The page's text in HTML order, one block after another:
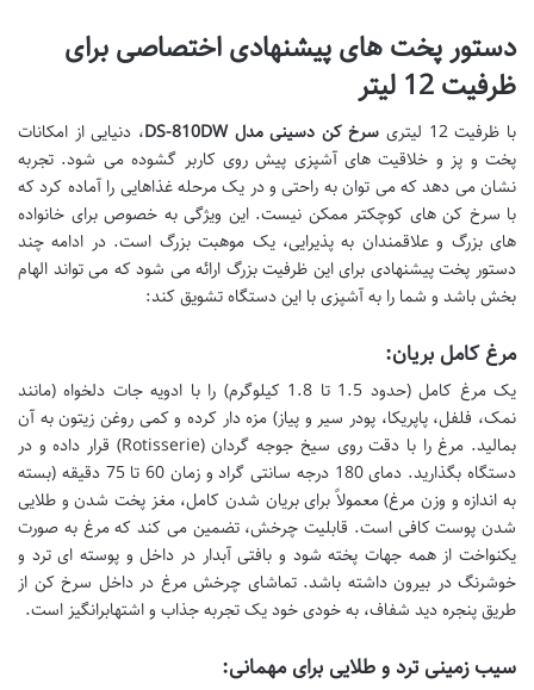
دستور پخت های پیشنهادی اختصاصی برای
ظرفیت 12 لیتر
با ظرفیت 12 لیتری سرخ کن دسینی مدل DS-810DW
، دنیایی از امکانات
پخت و پز و خلاقیت های آشپزی پیش روی کاربر گشوده می شود. تجربه
نشان می دهد که می توان به راحتی و در یک مرحله غذاهایی را آماده کرد که
با سرخ کن های کوچکتر ممکن نیست. این ویژگی به خصوص برای خانواده
های بزرگ و علاقمندان به پذیرایی، یک موهبت بزرگ است. در ادامه چند
دستور پخت پیشنهادی برای این ظرفیت بزرگ ارائه می شود که می تواند الهام
بخش باشد و شما را به آشپزی با این دستگاه تشویق کند:
مرغ کامل بریان:
یک مرغ کامل (حدود 1.5 تا 1.8 کیلوگرم) را با ادویه جات دلخواه (مانند
نمک، فلفل، پاپریکا، پودر سیر و پیاز) مزه دار کرده و کمی روغن زیتون به آن
بمالید. مرغ را با دقت روی سیخ جوجه گردان (Rotisserie) قرار داده و در
دستگاه بگذارید. دمای 180 درجه سانتی گراد و زمان 60 تا 75 دقیقه (بسته
به اندازه و وزن مرغ) معمولاً برای بریان شدن کامل، مغز پخت شدن و طلایی
شدن پوست کافی است. قابلیت چرخش، تضمین می کند که مرغ به صورت
یکنواخت از همه جهات پخته شود و بافتی آبدار در داخل و پوسته ای ترد و
خوشرنگ در بیرون داشته باشد. تماشای چرخش مرغ در داخل سرخ کن از
طریق پنجره دید شفاف، به خودی خود یک تجربه جذاب و اشتهابرانگیز است.
سیب زمینی ترد و طلایی برای مهمانی: